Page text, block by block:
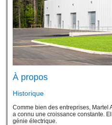
À propos
Historique
Comme bien des entreprises, Martel
a connu une croissance constante.
génie électrique.